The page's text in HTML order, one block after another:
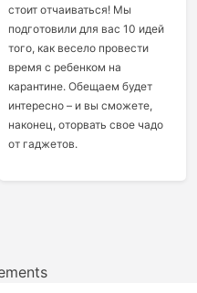
стоит отчаиваться! Мы
подготовили для вас 10 идей
того, как весело провести
время с ребенком на
карантине. Обещаем будет
интересно – и вы сможете,
наконец, оторвать свое чадо
от гаджетов.